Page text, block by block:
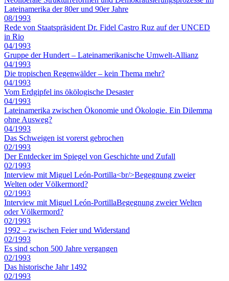
Lateinamerika der 80er und 90er Jahre
08/1993
Rede von Staatspräsident Dr. Fidel Castro Ruz auf der UNCED
in Rio
04/1993
Gruppe der Hundert – Lateinamerikanische Umwelt-Allianz
04/1993
Die tropischen Regenwälder – kein Thema mehr?
04/1993
Vom Erdgipfel ins ökölogische Desaster
04/1993
Lateinamerika zwischen Ökonomie und Ökologie. Ein Dilemma
ohne Ausweg?
04/1993
Das Schweigen ist vorerst gebrochen
02/1993
Der Entdecker im Spiegel von Geschichte und Zufall
02/1993
Interview mit Miguel León-Portilla<br/>Begegnung zweier
Welten oder Völkermord?
02/1993
Interview mit Miguel León-PortillaBegegnung zweier Welten
oder Völkermord?
02/1993
1992 – zwischen Feier und Widerstand
02/1993
Es sind schon 500 Jahre vergangen
02/1993
Das historische Jahr 1492
02/1993